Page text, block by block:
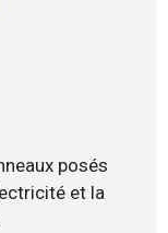
posés
et la